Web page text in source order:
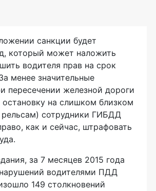
санкции будет
который может наложить
водителя прав на срок
менее значительные
пересечении железной дороги
остановку на слишком близком
рельсам) сотрудники ГИБДД
как и сейчас, штрафовать
за 7 месяцев 2015 года
водителями ПДД
149 столкновений